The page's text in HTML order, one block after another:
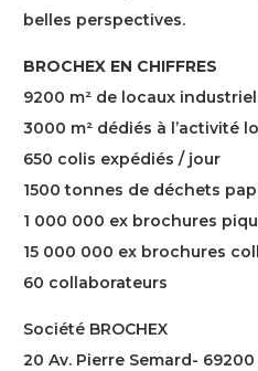
belles perspectives.
BROCHEX EN CHIFFRES
9200 m² de locaux
3000 m² dédiés à l’activité
650 colis expédiés / jour
1500 tonnes de déchets
1 000 000 ex brochures
15 000 000 ex brochures
60 collaborateurs
Société BROCHEX
20 Av. Pierre Semard-